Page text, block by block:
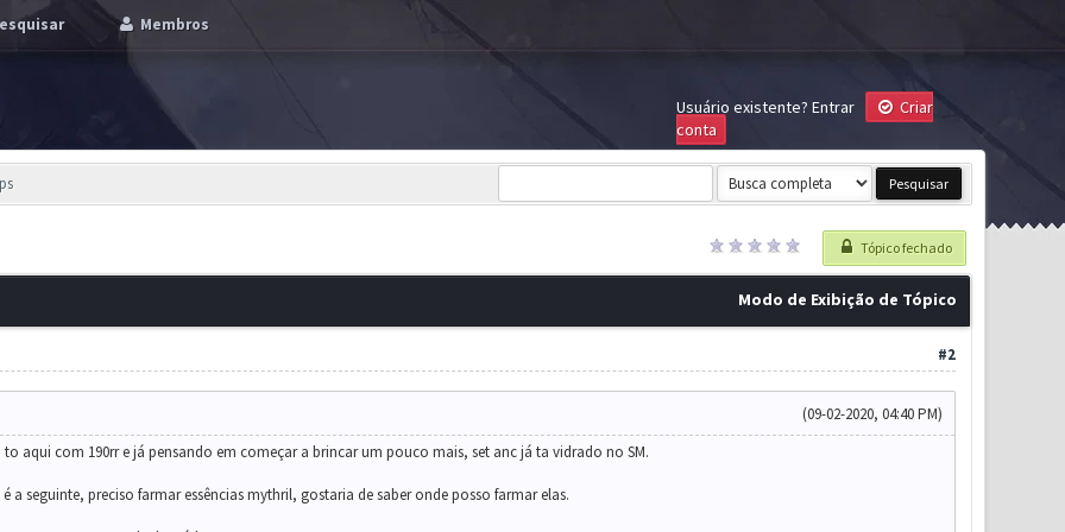
Membros
Usuário existente? Entrar
Criar
conta
Tópico fechado
Modo de Exibição de Tópico
#2
(09-02-2020, 04:40 PM)
aqui com 190rr e já pensando em começar a brincar um pouco mais, set anc já ta vidrado no SM.
a seguinte, preciso farmar essências mythril, gostaria de saber onde posso farmar elas.